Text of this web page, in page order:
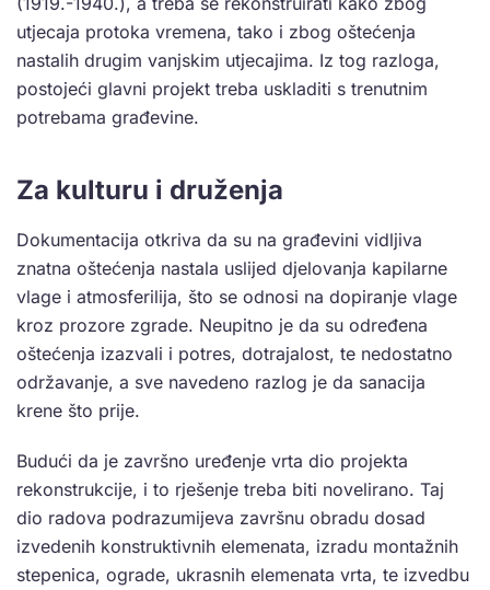
utjecaja protoka vremena, tako i zbog oštećenja
nastalih drugim vanjskim utjecajima. Iz tog razloga,
postojeći glavni projekt treba uskladiti s trenutnim
potrebama građevine.
Za kulturu i druženja
Dokumentacija otkriva da su na građevini vidljiva
znatna oštećenja nastala uslijed djelovanja kapilarne
vlage i atmosferilija, što se odnosi na dopiranje vlage
kroz prozore zgrade. Neupitno je da su određena
oštećenja izazvali i potres, dotrajalost, te nedostatno
održavanje, a sve navedeno razlog je da sanacija
krene što prije.
Budući da je završno uređenje vrta dio projekta
rekonstrukcije, i to rješenje treba biti novelirano. Taj
dio radova podrazumijeva završnu obradu dosad
izvedenih konstruktivnih elemenata, izradu montažnih
stepenica, ograde, ukrasnih elemenata vrta, te izvedbu